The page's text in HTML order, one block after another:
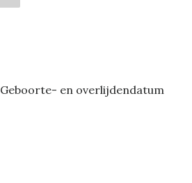
Geboorte- en overlijdendatum